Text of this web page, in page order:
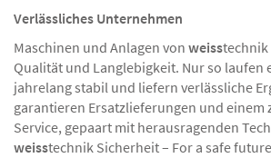
Verlässliches Unternehmen
Maschinen und Anlagen von weisstechnik
Qualität und Langlebigkeit. Nur so laufen
jahrelang stabil und liefern verlässliche
garantieren Ersatzlieferungen und einem
Service, gepaart mit herausragenden
weisstechnik Sicherheit – For a safe